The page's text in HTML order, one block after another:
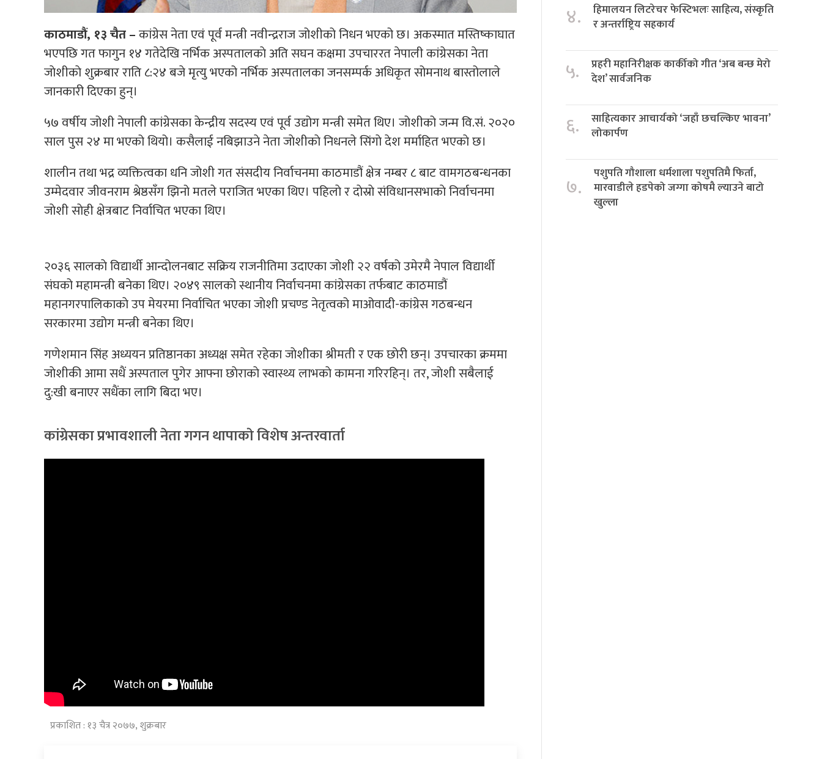
काठमाडौं, १३ चैत –कांग्रेस नेता एवं पूर्व मन्त्री नवीन्द्रराज जोशीको निधन भएको छ। अकस्मात मस्तिष्काघात
भएपछि गत फागुन १४ गतेदेखि नर्भिक अस्पतालकाे अति सघन कक्षमा उपचाररत नेपाली कांग्रेसका नेता
जाेशीकाे शुक्रबार राति ८:२४ बजे मृत्यु भएको नर्भिक अस्पतालका जनसम्पर्क अधिकृत सोमनाथ बास्तोलाले
जानकारी दिएका हुन्।
५७ वर्षीय जोशी नेपाली कांग्रेसका केन्द्रीय सदस्य एवं पूर्व उद्योग मन्त्री समेत थिए। जोशीको जन्म वि.सं. २०२०
साल पुस २४ मा भएको थियो। कसैलाई नबिझाउने नेता जाेशीकाे निधनले सिंगाे देश मर्माहित भएकाे छ।
शालीन तथा भद्र व्यक्तित्वका धनि जोशी गत संसदीय निर्वाचनमा काठमाडौं क्षेत्र नम्बर ८ बाट वामगठबन्धनका
उम्मेदवार जीवनराम श्रेष्ठसँग झिनो मतले पराजित भएका थिए। पहिलाे र दाेस्राे संविधानसभाकाे निर्वाचनमा
जाेशी साेही क्षेत्रबाट निर्वाचित भएका थिए।
२०३६ सालकाे विद्यार्थी आन्दोलनबाट सक्रिय राजनीतिमा उदाएका जाेशी २२ वर्षको उमेरमै नेपाल विद्यार्थी
संघको महामन्त्री बनेका थिए। २०४९ सालकाे स्थानीय निर्वाचनमा कांग्रेसका तर्फबाट काठमाडौं
महानगरपालिकाकाे उप मेयरमा निर्वाचित भएका जाेशी प्रचण्ड नेतृत्वको माओवादी-कांग्रेस गठबन्धन
सरकारमा उद्योग मन्त्री बनेका थिए।
गणेशमान सिंह अध्ययन प्रतिष्ठानका अध्यक्ष समेत रहेका जाेशीका श्रीमती र एक छाेरी छन्। उपचारका क्रममा
जाेशीकी आमा सधैं अस्पताल पुगेर आफ्ना छाेराकाे स्वास्थ्य लाभकाे कामना गरिरहिन्। तर, जाेशी सबैलाई
दु:खी बनाएर सधैंका लागि बिदा भए।
कांग्रेसका प्रभावशाली नेता गगन थापाकाे विशेष अन्तरवार्ता
प्रकाशित : १३ चैत्र २०७७, शुक्रबार
४.
हिमालयन लिटरेचर फेस्टिभलः साहित्य, संस्कृति
र अन्तर्राष्ट्रिय सहकार्य
५.
प्रहरी महानिरीक्षक कार्कीको गीत ‘अब बन्छ मेरो
देश’ सार्वजनिक
६.
साहित्यकार आचार्यको ‘जहाँ छचल्किए भावना’
लोकार्पण
७.
पशुपति गौशाला धर्मशाला पशुपतिमै फिर्ता,
मारवाडीले हडपेको जग्गा कोषमै ल्याउने बाटो
खुल्ला